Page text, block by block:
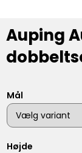
Auping
Mål
Højde